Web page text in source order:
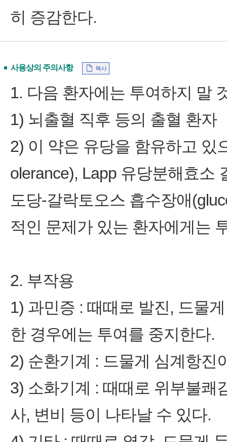
히 증감한다.
사용상의 주의사항 복사
1. 다음 환자에는 투여하지 말
1) 뇌출혈 직후 등의 출혈 환자
2) 이 약은 유당을 함유하고 있
olerance), Lapp 유당분해효소
도당‑갈락토오스 흡수장애
적인 문제가 있는 환자에게는
2. 부작용
1) 과민증 : 때때로 발진, 드물
한 경우에는 투여를 중지한다.
2) 순환기계 : 드물게 심계항진
3) 소화기계 : 때때로 위부불쾌
사, 변비 등이 나타날 수 있다.